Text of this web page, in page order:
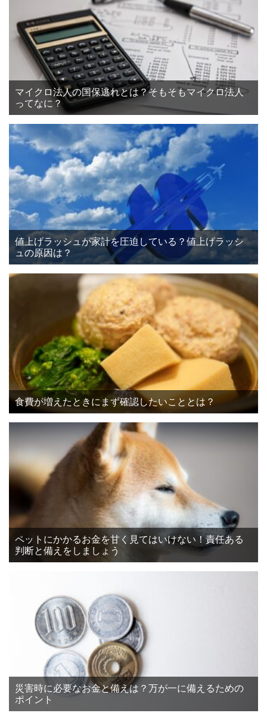
マイクロ法人の国保逃れとは？そもそもマイクロ法人
ってなに？
値上げラッシュが家計を圧迫している？値上げラッシ
ュの原因は？
食費が増えたときにまず確認したいこととは？
ペットにかかるお金を甘く見てはいけない！責任ある
判断と備えをしましょう
災害時に必要なお金と備えは？万が一に備えるための
ポイント